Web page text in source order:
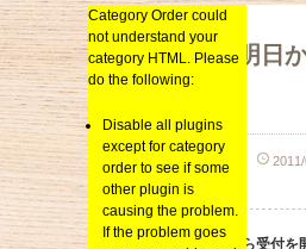
いよいよ明日
始！
sai_kenchiku
総合
いよいよ明日から受付を
Category Order could
not understand your
category HTML. Please
do the following:
Disable all plugins
except for category
order to see if some
other plugin is
causing the problem.
If the problem goes
イベントキャンペーン
リノベーション
新築
総合